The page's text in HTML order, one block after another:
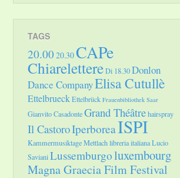
TAGS
20.00 20.30CAPe
ChiarelettereDi 18.30Donlon
Dance CompanyElisa Cutullè
EttelbrueckEttelbrück Frauenbibliothek Saar
Gianvito CasadonteGrand Théâtrehairspray
Il CastoroIperboreaISPI
Kammermusiktage Mettlachlibreria italianaLucio
SavianiLussemburgoluxembourg
Magna Graecia Film Festival